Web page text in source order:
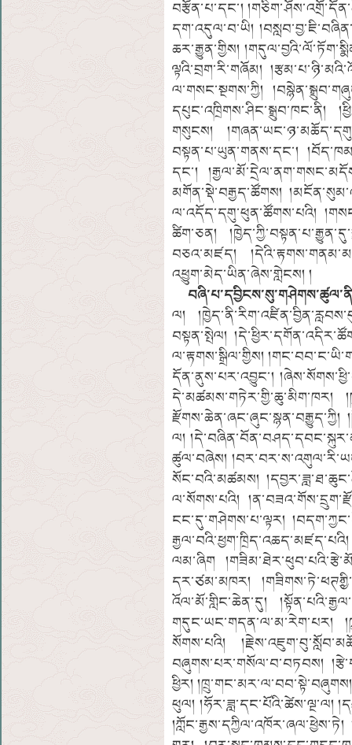
བརྩོན་པ་དང་།
དག་འདུལ་བ་ཡི།
ཆར་རྒྱུན་གྱིས།
ལྟའི་བྲག་རི་གཞོམ།
ལ་གསང་སྔགས་ཀྱི།
དཔུང་འཁྲིགས་ཤིང་སྒྲུབ་ཁང་ནི།
གསུངས།
བསྟན་པ་ཡུན་གནས་དང་།
དང་།
མགོན་སྡེ་བརྒྱད་ཚོགས།
ལ་འདོད་དགུ་ཕུན་ཚོགས་པའི།
ཚིག་ཅན།
བཅའ་མཛད།
འཕྱུག་མེད་ཡིན་ཞེས་གླེངས། །
ལ།
བསྟན་སྤེལ།
ལ་རྟགས་སྒྲིལ་གྱིས།
དོན་ནུས་པར་འབྱུང་།
དེ་མཚམས་གཏེར་གྱི་ཆུ་མིག་ཁར།
རྫོགས་ཆེན་ཞང་ཞུང་སྙན་བརྒྱུད་ཀྱི།
ལ།
ཚུལ་བཞེས།
སོང་བའི་མཚམས།
ལ་སོགས་པའི།
ངང་དུ་གཤེགས་པ་ལྟར།
ལམ་ཞིག
དར་ཙམ་མཁར།
འོལ་མོ་གླིང་ཆེན་དུ།
གདུང་ཡང་གདན་ལ་མ་རེག་པར།
སོགས་པའི།
བཞུགས་པར་གསོལ་བ་བཏབས།
ཕྱིར།
ཕུལ། །ཧོར་ཟླ་དང་པོའི་ཚེས་ལྔ་ལ།